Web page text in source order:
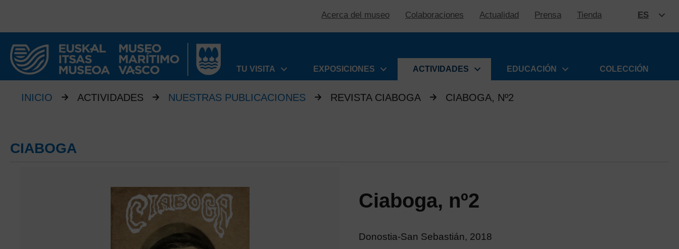
Acerca del museo Colaboraciones Actualidad Prensa Tienda ES
TU VISITA
EXPOSICIONES ACTIVIDADES EDUCACIÓN COLECCIÓN
INICIO ACTIVIDADES NUESTRAS PUBLICACIONES REVISTA CIABOGA CIABOGA, Nº2
CIABOGA
Ciaboga, nº2
Donostia-San Sebastián, 2018